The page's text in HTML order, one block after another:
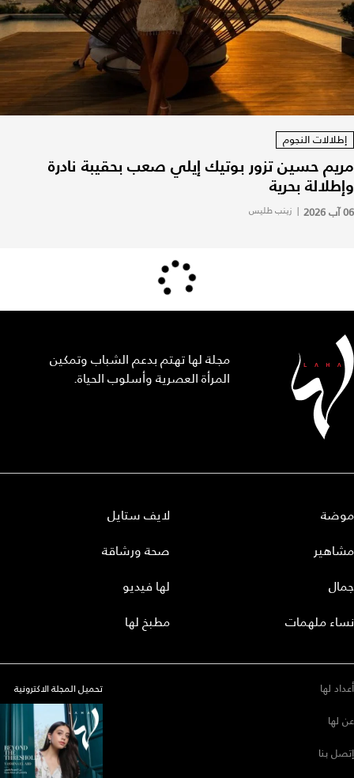
إطلالات النجوم
مريم حسين تزور بوتيك إيلي صعب بحقيبة نادرة
وإطلالة بحرية
06 آب 2026 | زينب طليس
مجلة لها تهتم بدعم الشباب وتمكين
المرأة العصرية وأسلوب الحياة.
موضة
مشاهير
جمال
نساء ملهمات
لايف ستايل
صحة ورشاقة
لها فيديو
مطبخ لها
أعداد لها
عن لها
إتصل بنا
تحميل المجلة الاكترونية